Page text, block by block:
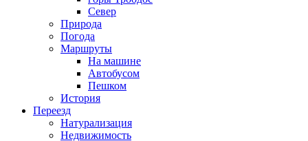
Север
Природа
Погода
Маршруты
На машине
Автобусом
Пешком
История
Переезд
Натурализация
Недвижимость